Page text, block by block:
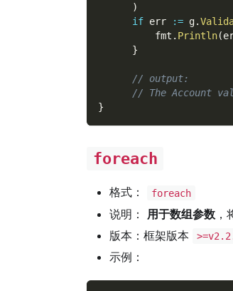
)
if err := g.
          fmt
. Println(
}
// output:
// The Account
}
foreach
格式： foreach
说明： 用于数组参数
版本：框架版本
示例：